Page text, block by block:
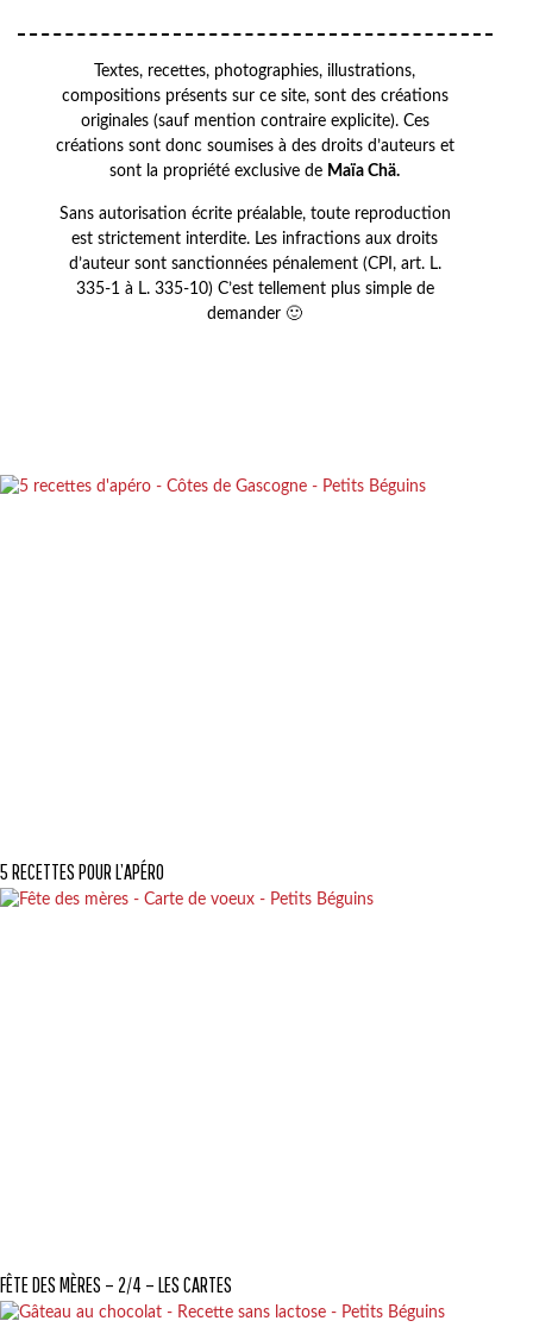
Textes, recettes, photographies, illustrations,
compositions présents sur ce site, sont des créations
originales (sauf mention contraire explicite). Ces
créations sont donc soumises à des droits d’auteurs et
sont la propriété exclusive de Maïa Chä.
Sans autorisation écrite préalable, toute reproduction
est strictement interdite. Les infractions aux droits
d’auteur sont sanctionnées pénalement (CPI, art. L.
335-1 à L. 335-10) C’est tellement plus simple de
demander 🙂
5 RECETTES POUR L’APÉRO
FÊTE DES MÈRES – 2/4 – LES CARTES